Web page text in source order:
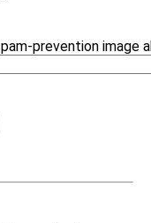
prevention image